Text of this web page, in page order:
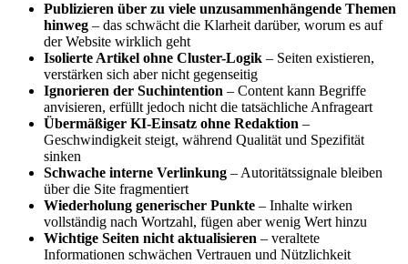
Publizieren über zu viele unzusammenhängende Themen
hinweg – das schwächt die Klarheit darüber, worum es auf
der Website wirklich geht
Isolierte Artikel ohne Cluster-Logik – Seiten existieren,
verstärken sich aber nicht gegenseitig
Ignorieren der Suchintention – Content kann Begriffe
anvisieren, erfüllt jedoch nicht die tatsächliche Anfrageart
Übermäßiger KI-Einsatz ohne Redaktion –
Geschwindigkeit steigt, während Qualität und Spezifität
sinken
Schwache interne Verlinkung – Autoritätssignale bleiben
über die Site fragmentiert
Wiederholung generischer Punkte – Inhalte wirken
vollständig nach Wortzahl, fügen aber wenig Wert hinzu
Wichtige Seiten nicht aktualisieren – veraltete
Informationen schwächen Vertrauen und Nützlichkeit